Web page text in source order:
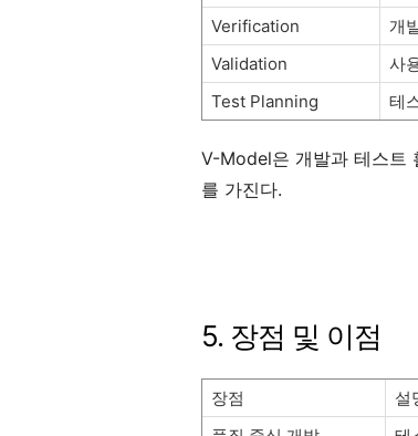
Verification
개
Validation
사
Test Planning
테
V-Model은 개발과 테스트
를 가진다.
5. 장점 및 이점
장점 설